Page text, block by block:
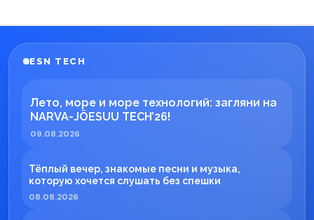
ESN TECH
Лето, море и море технологий: загляни на
NARVA-JÕESUU TECH’26!
09.08.2026
Тёплый вечер, знакомые песни и музыка,
которую хочется слушать без спешки
08.08.2026